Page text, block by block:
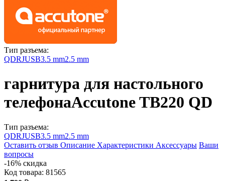
Тип разъема:
QDRJUSB3.5 mm2.5 mm
гарнитура для настольного
телефонаAccutone TB220 QD
Тип разъема:
QDRJUSB3.5 mm2.5 mm
Оставить отзыв Описание Характеристики Аксессуары Ваши
вопросы
-16% скидка
Код товара: 81565